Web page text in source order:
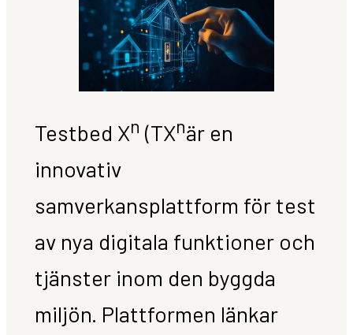
Testbed Xn (TXnär en
innovativ
samverkansplattform för test
av nya digitala funktioner och
tjänster inom den byggda
miljön. Plattformen länkar